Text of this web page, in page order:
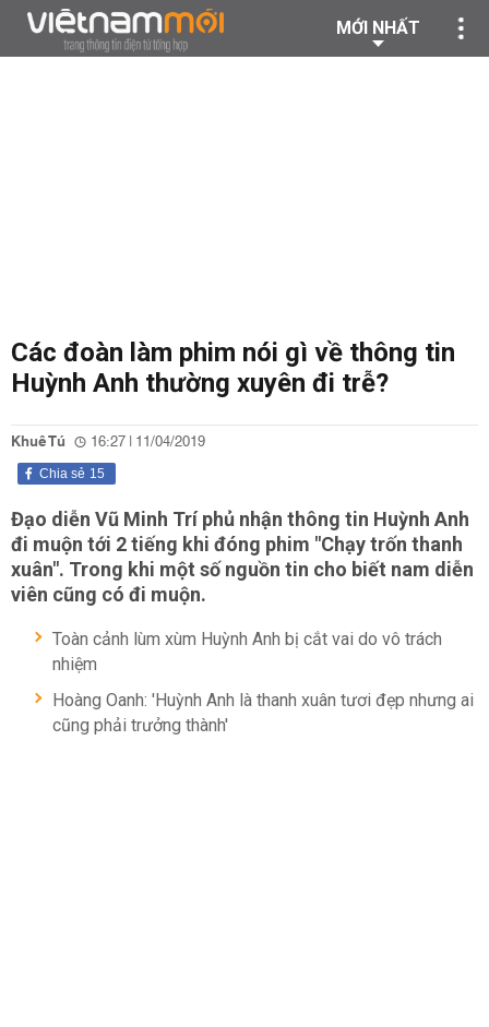
MỚI NHẤT
Các đoàn làm phim nói gì về thông tin
Huỳnh Anh thường xuyên đi trễ?
Khuê Tú 16:27 | 11/04/2019
15
Chia sẻ
Đạo diễn Vũ Minh Trí phủ nhận thông tin Huỳnh Anh
đi muộn tới 2 tiếng khi đóng phim "Chạy trốn thanh
xuân". Trong khi một số nguồn tin cho biết nam diễn
viên cũng có đi muộn.
Toàn cảnh lùm xùm Huỳnh Anh bị cắt vai do vô trách
nhiệm
Hoàng Oanh: 'Huỳnh Anh là thanh xuân tươi đẹp nhưng ai
cũng phải trưởng thành'